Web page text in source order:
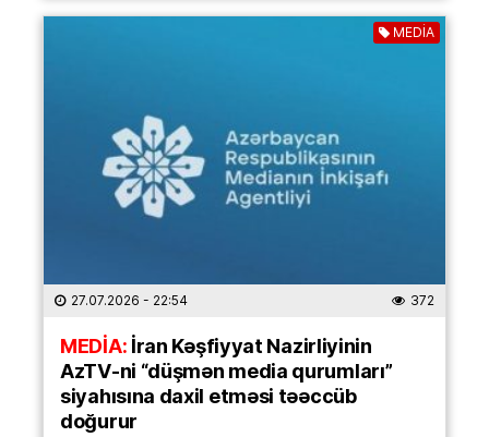
MEDİA
27.07.2026 - 22:54 372
MEDİA:İran Kəşfiyyat Nazirliyinin
AzTV-ni “düşmən media qurumları”
siyahısına daxil etməsi təəccüb
doğurur